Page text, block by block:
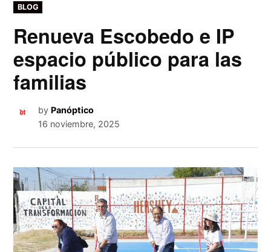
POSTED
IN
BLOG
Renueva Escobedo e IP
espacio público para las
familias
by Panóptico
16 noviembre, 2025